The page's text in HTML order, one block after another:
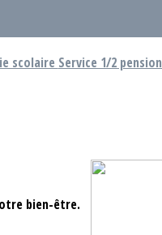
scolaire Service 1/2 pension
bien-être.